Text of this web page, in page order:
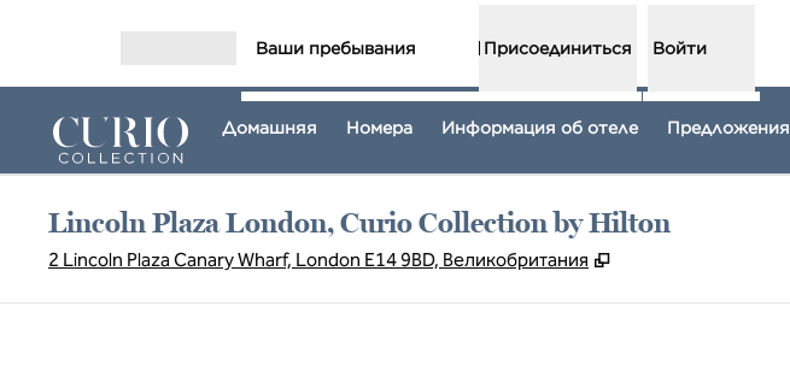
Ваши пребывания Присоединиться Войти
Домашняя Номера Информация об отеле Предложения
Lincoln Plaza London, Curio Collection by Hilton
2 Lincoln Plaza Canary Wharf, London E14 9BD, Великобритания ,